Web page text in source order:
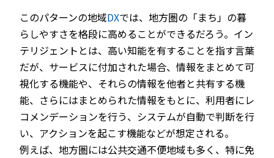
このパターンの地域DXでは、地方圏の「まち」の暮
らしやすさを格段に高めることができるだろう。イン
テリジェントとは、高い知能を有することを指す言葉
だが、サービスに付加された場合、情報をまとめて可
視化する機能や、それらの情報を他者と共有する機
能、さらにはまとめられた情報をもとに、利用者にレ
コメンデーションを行う、システムが自動で判断を行
い、アクションを起こす機能などが想定される。
例えば、地方圏には公共交通不便地域も多く、特に免